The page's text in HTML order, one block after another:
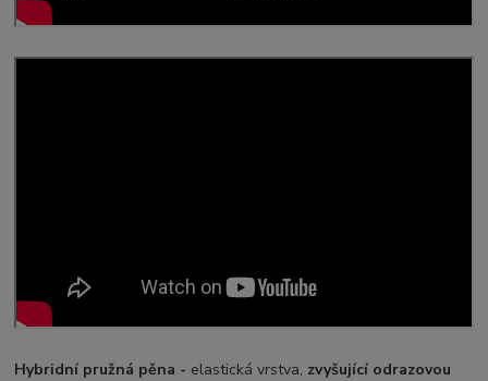
Hybridní pružná pěna - elastická vrstva, zvyšující odrazovou